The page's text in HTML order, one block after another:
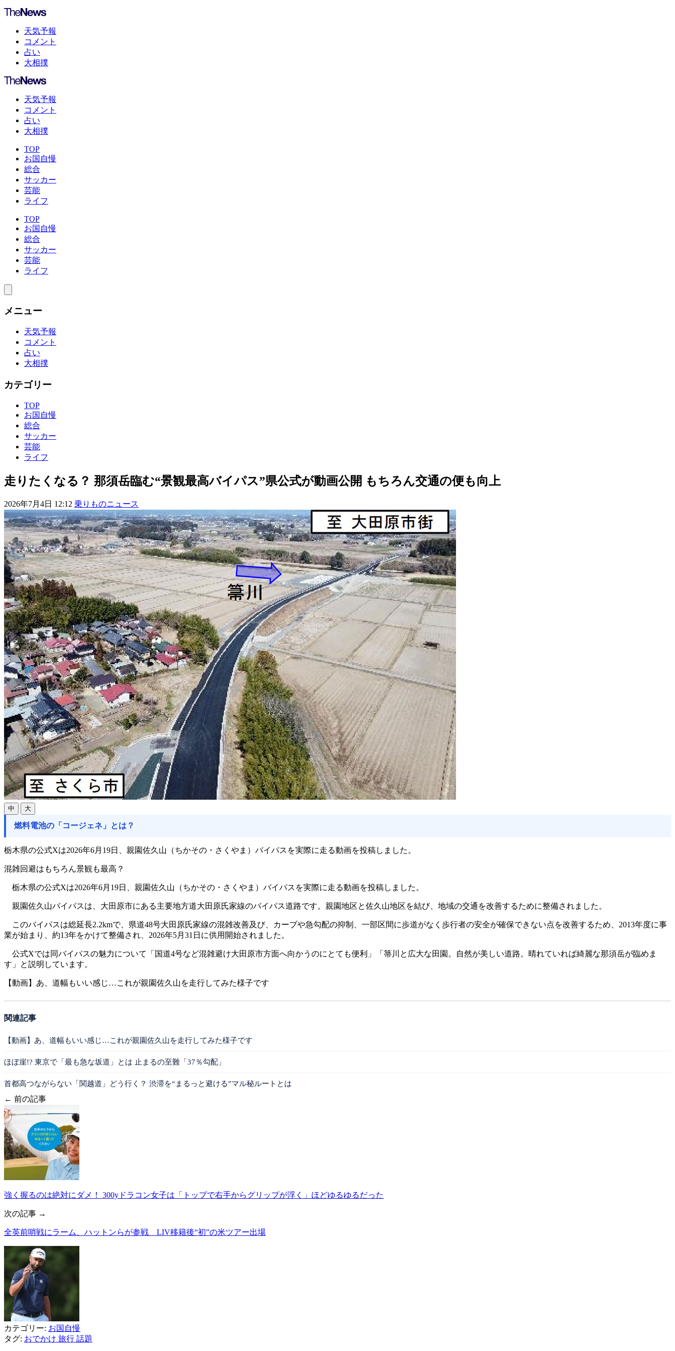
天気予報
コメント
占い
大相撲
天気予報
コメント
占い
大相撲
TOP
お国自慢
総合
サッカー
芸能
ライフ
TOP
お国自慢
総合
サッカー
芸能
ライフ
メニュー
天気予報
コメント
占い
大相撲
カテゴリー
TOP
お国自慢
総合
サッカー
芸能
ライフ
走りたくなる？ 那須岳臨む“景観最高バイパス”県公式が動画公開 もちろん交通の便も向上
2026年7月4日 12:12 乗りものニュース
中 大
燃料電池の「コージェネ」とは？
栃木県の公式Xは2026年6月19日、親園佐久山（ちかその・さくやま）バイパスを実際に走る動画を投稿しました。
混雑回避はもちろん景観も最高？
栃木県の公式Xは2026年6月19日、親園佐久山（ちかその・さくやま）バイパスを実際に走る動画を投稿しました。
親園佐久山バイパスは、大田原市にある主要地方道大田原氏家線のバイパス道路です。親園地区と佐久山地区を結び、地域の交通を改善するために整備されました。
このバイパスは総延長2.2kmで、県道48号大田原氏家線の混雑改善及び、カーブや急勾配の抑制、一部区間に歩道がなく歩行者の安全が確保できない点を改善するため、2013年度に事
業が始まり、約13年をかけて整備され、2026年5月31日に供用開始されました。
公式Xでは同バイパスの魅力について「国道4号など混雑避け大田原市方面へ向かうのにとても便利」「箒川と広大な田園。自然が美しい道路。晴れていれば綺麗な那須岳が臨めま
す」と説明しています。
【動画】あ、道幅もいい感じ…これが親園佐久山を走行してみた様子です
関連記事
【動画】あ、道幅もいい感じ…これが親園佐久山を走行してみた様子です
ほぼ崖!? 東京で「最も急な坂道」とは 止まるの至難「37％勾配」
首都高つながらない「関越道」どう行く？ 渋滞を“まるっと避ける”マル秘ルートとは
← 前の記事
強く握るのは絶対にダメ！ 300yドラコン女子は「トップで右手からグリップが浮く」ほどゆるゆるだった
次の記事 →
全英前哨戦にラーム、ハットンらが参戦 LIV移籍後“初”の米ツアー出場
カテゴリー: お国自慢
タグ: おでかけ 旅行 話題